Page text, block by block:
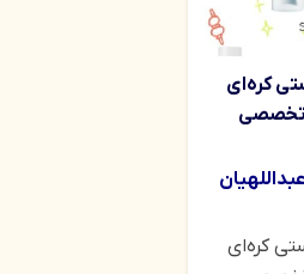
کره‌ای
تخصصی
کره‌ای